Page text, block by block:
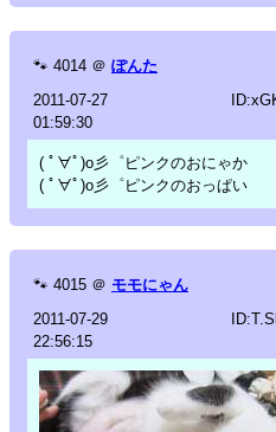
🐾 4014 ＠ ぽんた
2011-07-27
01:59:30
( ﾟ∀ﾟ)o彡゜ピンクのおにゃか
( ﾟ∀ﾟ)o彡゜ピンクのおっぱい
🐾 4015 ＠ モモにゃん
2011-07-29
22:56:15